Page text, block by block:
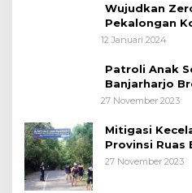
Wujudkan
Pekalongan
Kepada Pelajar
12 Januari 2024
Patroli Anak
Banjarharjo
27 November 2023
Mitigasi
Provinsi Ruas
27 November 2023